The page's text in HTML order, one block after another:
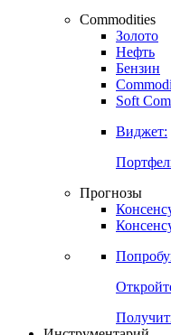
Commodities
Золото
Нефть
Бензин
Soft
Виджет:
Прогнозы